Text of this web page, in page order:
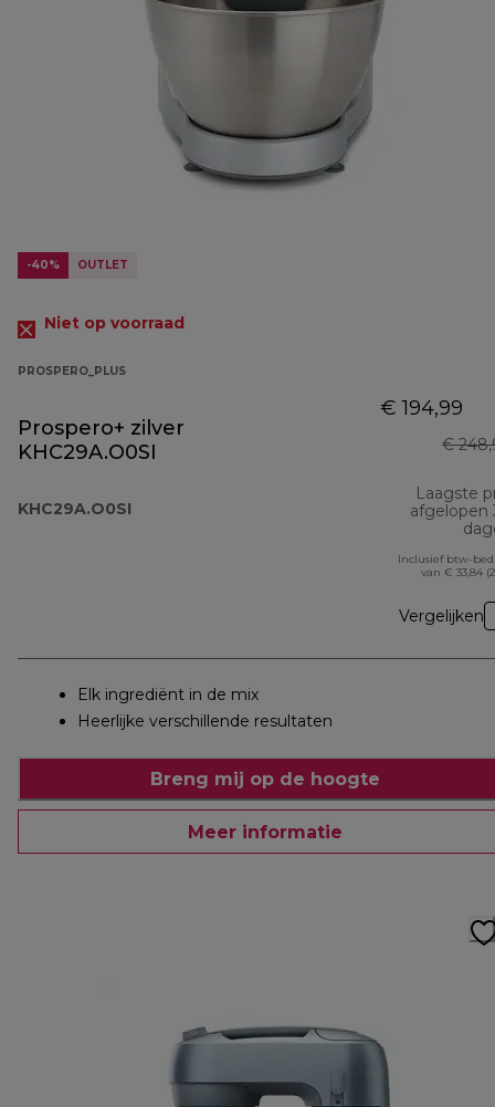
-40% OUTLET
Niet op voorraad
PROSPERO_PLUS
Prospero+ zilver
KHC29A.O0SI
KHC29A.O0SI
€ 194,99
€
Laagste
afgelopen
Inclusief btw-
van € 33,84
Vergelijken
Elk ingrediënt in de mix
Heerlijke verschillende resultaten
Breng mij op de hoogte
Meer informatie